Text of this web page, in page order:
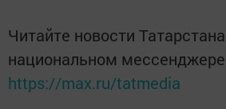
Читайте новости
национальном
https://max.ru/tatmedia